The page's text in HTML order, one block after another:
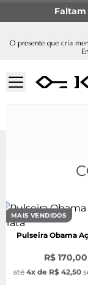
MAIS VENDIDOS
Pulseira Obama
R$ 170,00
até 4x de R$ 42,50